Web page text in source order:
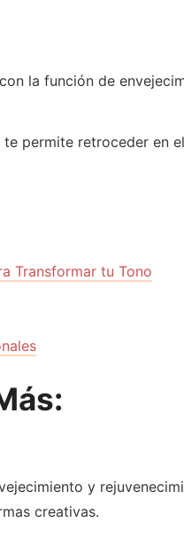
la función de
permite retroceder en
Transformar tu Tono
y
creativas.